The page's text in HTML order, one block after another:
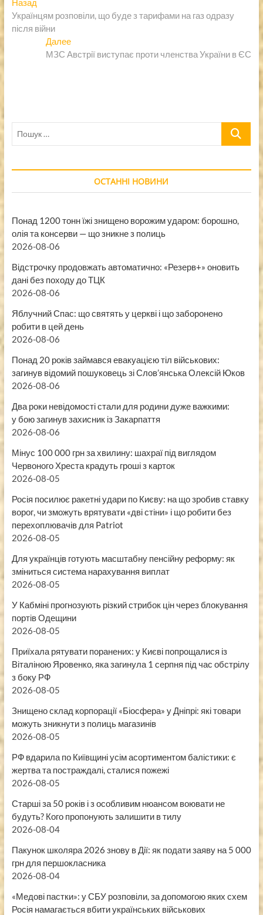
Навигация
по
записям
Назад
запись:
Українцям розповіли, що буде з тарифами на газ одразу
після війни
ДалееСледующая
запись:
МЗС Австрії виступає проти членства України в ЄС
Пошук
ОСТАННІ НОВИНИ
Понад 1200 тонн їжі знищено ворожим ударом: борошно,
олія та консерви — що зникне з полиць
2026-08-06
Відстрочку продовжать автоматично: «Резерв+» оновить
дані без походу до ТЦК
2026-08-06
Яблучний Спас: що святять у церкві і що заборонено
робити в цей день
2026-08-06
Понад 20 років займався евакуацією тіл військових:
загинув відомий пошуковець зі Слов’янська Олексій Юков
2026-08-06
Два роки невідомості стали для родини дуже важкими:
у бою загинув захисник із Закарпаття
2026-08-06
Мінус 100 000 грн за хвилину: шахраї під виглядом
Червоного Хреста крадуть гроші з карток
2026-08-05
Росія посилює ракетні удари по Києву: на що зробив ставку
ворог, чи зможуть врятувати «дві стіни» і що робити без
перехоплювачів для Patriot
2026-08-05
Для українців готують масштабну пенсійну реформу: як
зміниться система нарахування виплат
2026-08-05
У Кабміні прогнозують різкий стрибок цін через блокування
портів Одещини
2026-08-05
Приїхала рятувати поранених: у Києві попрощалися із
Віталіною Яровенко, яка загинула 1 серпня під час обстрілу
з боку РФ
2026-08-05
Знищено склад корпорації «Біосфера» у Дніпрі: які товари
можуть зникнути з полиць магазинів
2026-08-05
РФ вдарила по Київщині усім асортиментом балістики: є
жертва та постраждалі, сталися пожежі
2026-08-05
Старші за 50 років і з особливим нюансом воювати не
будуть? Кого пропонують залишити в тилу
2026-08-04
Пакунок школяра 2026 знову в Дії: як подати заяву на 5 000
грн для першокласника
2026-08-04
«Медові пастки»: у СБУ розповіли, за допомогою яких схем
Росія намагається вбити українських військових